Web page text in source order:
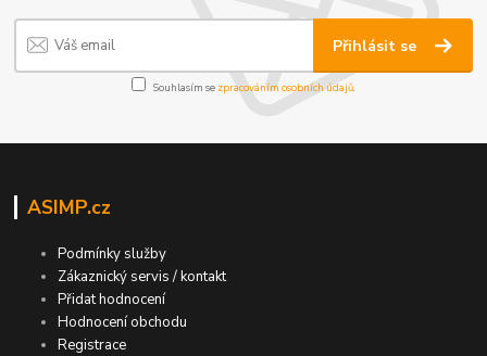
Přihlásit se
Souhlasím se zpracováním osobních údajů.
ASIMP.cz
Podmínky služby
Zákaznický servis / kontakt
Přidat hodnocení
Hodnocení obchodu
Registrace